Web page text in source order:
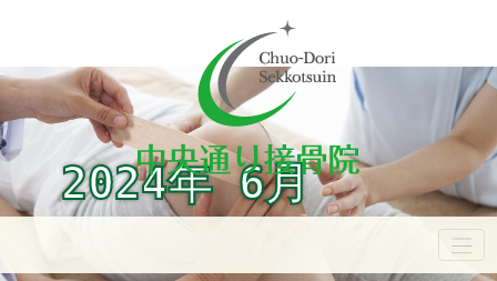
2024年 6月